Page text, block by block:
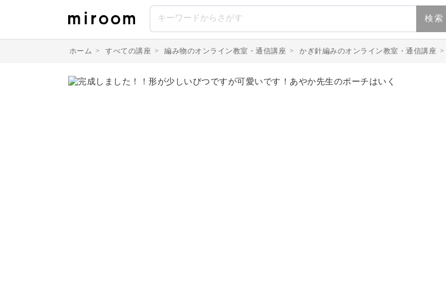
検索
ホーム > すべての講座 > 編み物のオンライン教室・通信講座 > かぎ針編みのオンライン教室・通信講座 >